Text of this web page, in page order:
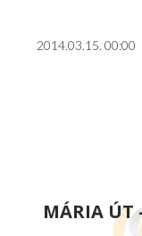
2014.03.15. 00:00
MÁRIA ÚT